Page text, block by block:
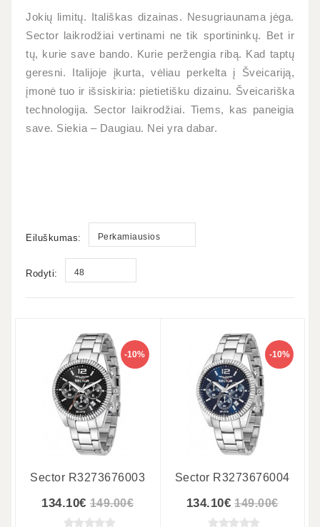
Jokių limitų. Itališkas dizainas. Nesugriaunama jėga.
Sector laikrodžiai vertinami ne tik sportininkų. Bet ir
tų, kurie save bando. Kurie peržengia ribą. Kad taptų
geresni. Italijoje įkurta, vėliau perkelta į Šveicariją,
įmonė tuo ir išsiskiria: pietietišku dizainu. Šveicariška
technologija. Sector laikrodžiai. Tiems, kas paneigia
save. Siekia – Daugiau. Nei yra dabar.
Eiluškumas: Perkamiausios
Rodyti: 48
-10%
Sector R3273676003
134.10€ 149.00€
-10%
Sector R3273676004
134.10€ 149.00€